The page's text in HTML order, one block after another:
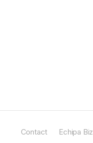
Contact Echipa Biz